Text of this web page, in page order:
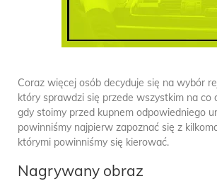
Coraz więcej osób decyduje się na wybór
który sprawdzi się przede wszystkim na co
gdy stoimy przed kupnem odpowiedniego
powinniśmy najpierw zapoznać się z
którymi powinniśmy się kierować.
Nagrywany obraz